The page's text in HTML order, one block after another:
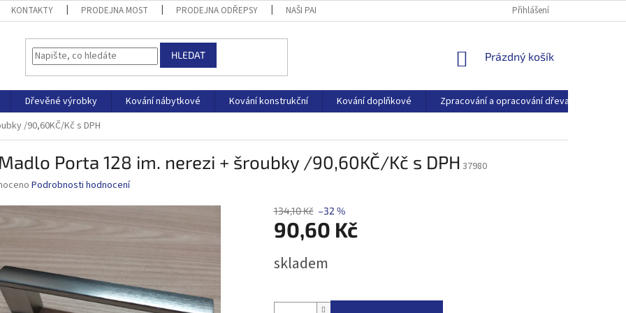
KONTAKTY PRODEJNA MOST PRODEJNA ODŘEPSY NAŠI PARTNEŘI Přihlášení
HLEDAT
NÁKUPNÍ
Prázdný košík
Dřevěné výrobky Kování nábytkové Kování konstrukční Kování doplňkové Zpracování a opracování dřeva
/90,60KČ/Kč s DPH
Porta 128 im. nerezi + šroubky /90,60KČ/Kč s DPH 37980
Podrobnosti hodnocení
134,10 Kč –32 %
90,60 Kč
cena:
skladem